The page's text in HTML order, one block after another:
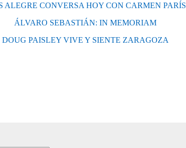
ALEGRE CONVERSA HOY CON CARMEN PARÍS
ÁLVARO SEBASTIÁN: IN MEMORIAM
DOUG PAISLEY VIVE Y SIENTE ZARAGOZA